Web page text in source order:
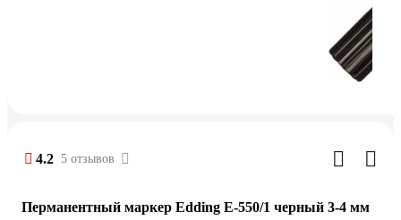
4.2 5 отзывов
Перманентный маркер Edding E-550/1 черный 3-4 мм